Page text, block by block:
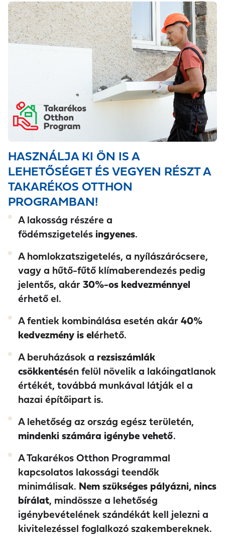
HASZNÁLJA KI ÖN IS A
LEHETŐSÉGET ÉS VEGYEN RÉSZT A
TAKARÉKOS OTTHON
PROGRAMBAN!
A lakosság részére a
födémszigetelés ingyenes.
A homlokzatszigetelés, a nyílászárócsere,
vagy a hűtő-fűtő klímaberendezés pedig
jelentős, akár30%-os kedvezménnyel
érhető el.
A fentiek kombinálása esetén akár40%
kedvezmény is elérhető.
A beruházások a rezsiszámlák
csökkentésén felül növelik a lakóingatlanok
értékét, továbbá munkával látják el a
hazai építőipart is.
A lehetőség az ország egész területén,
mindenki számára igénybe vehető.
A Takarékos Otthon Programmal
kapcsolatos lakossági teendők
minimálisak. Nem szükséges pályázni, nincs
bírálat, mindössze a lehetőség
igénybevételének szándékát kell jelezni a
kivitelezéssel foglalkozó szakembereknek.